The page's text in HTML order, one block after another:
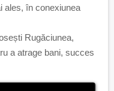
ales, în conexiunea
Rugăciunea,
a atrage bani, succes